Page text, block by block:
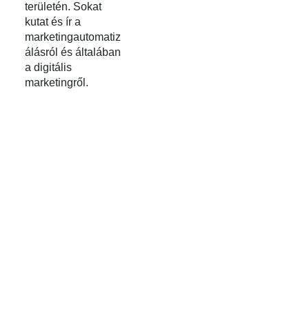
területén. Sokat
kutat és ír a
marketingautomatiz
álásról és általában
a digitális
marketingről.